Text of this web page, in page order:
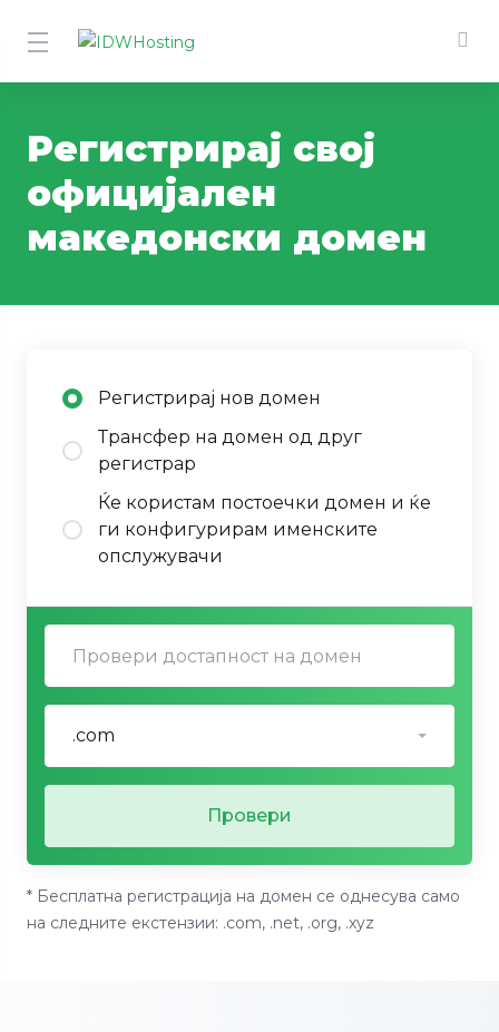
Регистрирај свој
официјален
македонски домен
Регистрирај нов домен
Трансфер на домен од друг
регистрар
Ќе користам постоечки домен и ќе
ги конфигурирам именските
опслужувачи
.com
Провери
* Бесплатна регистрација на домен се однесува само
на следните екстензии: .com, .net, .org, .xyz